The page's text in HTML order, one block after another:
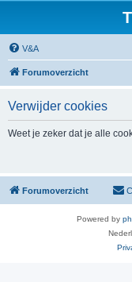
V&A
Forumoverzicht
Verwijder cookies
Weet je zeker dat je alle
Forumoverzicht
Powered by